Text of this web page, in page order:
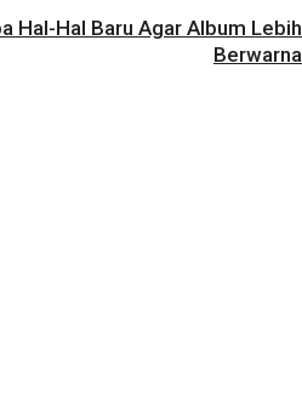
Hal-Hal Baru Agar Album Lebih
Berwarna